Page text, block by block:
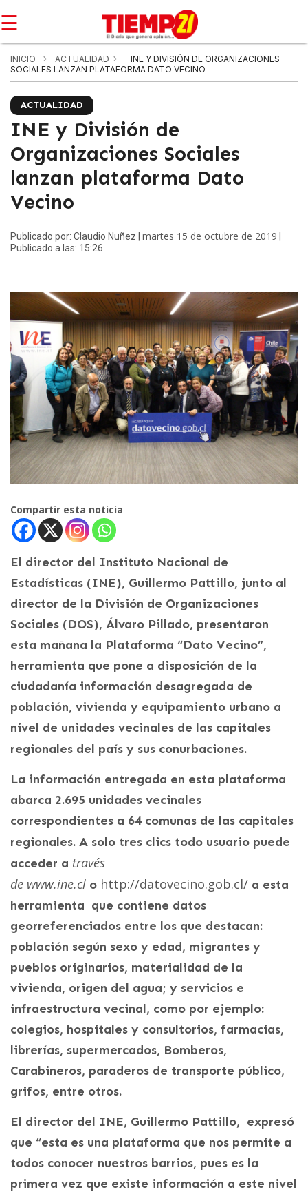
☰
INICIO ACTUALIDAD
INE Y DIVISIÓN DE ORGANIZACIONES
SOCIALES LANZAN PLATAFORMA DATO VECINO
ACTUALIDAD
INE y División de
Organizaciones Sociales
lanzan plataforma Dato
Vecino
Publicado por: Claudio Nuñez | martes 15 de octubre de 2019
Publicado a las: 15:26
Compartir esta noticia
El director del Instituto Nacional de
Estadísticas (INE), Guillermo Pattillo, junto al
director de la División de Organizaciones
Sociales (DOS), Álvaro Pillado, presentaron
esta mañana la Plataforma “Dato Vecino”,
herramienta que pone a disposición de la
ciudadanía información desagregada de
población, vivienda y equipamiento urbano a
nivel de unidades vecinales de las capitales
regionales del país y sus conurbaciones.
La información entregada en esta plataforma
abarca 2.695 unidades vecinales
correspondientes a 64 comunas de las capitales
regionales. A solo tres clics todo usuario puede
acceder a través
de www.ine.cl o http://datovecino.gob.cl/ a esta
herramienta que contiene datos
georreferenciados entre los que destacan:
población según sexo y edad, migrantes y
pueblos originarios, materialidad de la
vivienda, origen del agua; y servicios e
infraestructura vecinal, como por ejemplo:
colegios, hospitales y consultorios, farmacias,
librerías, supermercados, Bomberos,
Carabineros, paraderos de transporte público,
grifos, entre otros.
El director del INE, Guillermo Pattillo, expresó
que “esta es una plataforma que nos permite a
todos conocer nuestros barrios, pues es la
primera vez que existe información a este nivel